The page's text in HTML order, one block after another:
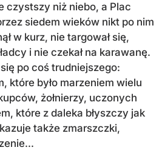
czystszy niż niebo, a Plac
siedem wieków nikt po nim
w kurz, nie targował się,
i nie czekał na karawanę.
po coś trudniejszego:
które było marzeniem wielu
żołnierzy, uczonych
które z daleka błyszczy jak
także zmarszczki,